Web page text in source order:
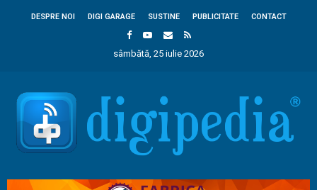
DESPRE NOI DIGI GARAGE SUSTINE PUBLICITATE CONTACT
sâmbătă, 25 iulie 2026